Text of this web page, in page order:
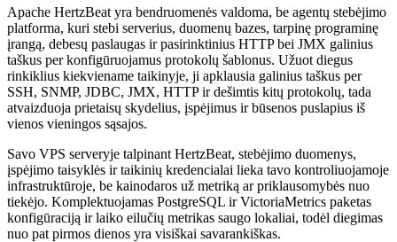
Apache HertzBeat yra bendruomenės valdoma, be agentų stebėjimo
platforma, kuri stebi serverius, duomenų bazes, tarpinę programinę
įrangą, debesų paslaugas ir pasirinktinius HTTP bei JMX galinius
taškus per konfigūruojamus protokolų šablonus. Užuot diegus
rinkiklius kiekviename taikinyje, ji apklausia galinius taškus per
SSH, SNMP, JDBC, JMX, HTTP ir dešimtis kitų protokolų, tada
atvaizduoja prietaisų skydelius, įspėjimus ir būsenos puslapius iš
vienos vieningos sąsajos.
Savo VPS serveryje talpinant HertzBeat, stebėjimo duomenys,
įspėjimo taisyklės ir taikinių kredencialai lieka tavo kontroliuojamoje
infrastruktūroje, be kainodaros už metriką ar priklausomybės nuo
tiekėjo. Komplektuojamas PostgreSQL ir VictoriaMetrics paketas
konfigūraciją ir laiko eilučių metrikas saugo lokaliai, todėl diegimas
nuo pat pirmos dienos yra visiškai savarankiškas.